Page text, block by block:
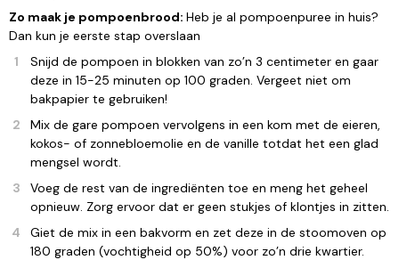
Zo maak je pompoenbrood: Heb je al pompoenpuree in huis?
Dan kun je eerste stap overslaan
Snijd de pompoen in blokken van zo’n 3 centimeter en gaar
deze in 15-25 minuten op 100 graden. Vergeet niet om
bakpapier te gebruiken!
Mix de gare pompoen vervolgens in een kom met de eieren,
kokos- of zonnebloemolie en de vanille totdat het een glad
mengsel wordt.
Voeg de rest van de ingrediënten toe en meng het geheel
opnieuw. Zorg ervoor dat er geen stukjes of klontjes in zitten.
Giet de mix in een bakvorm en zet deze in de stoomoven op
180 graden (vochtigheid op 50%) voor zo’n drie kwartier.